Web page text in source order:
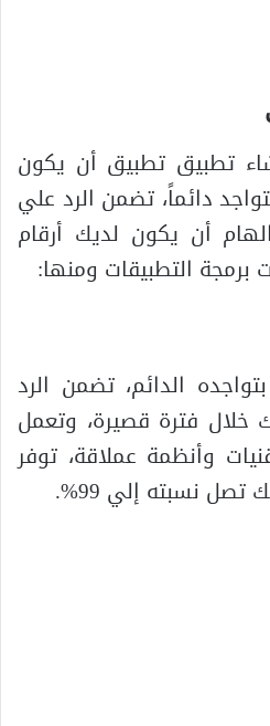
تطبيق تطبيق أن يكون
دائماً، تضمن الرد علي
أن يكون لديك أرقام
التطبيقات ومنها:
الدائم، تضمن الرد
خلال فترة قصيرة، وتعمل
وأنظمة عملاقة، توفر
نسبته إلي 99%.